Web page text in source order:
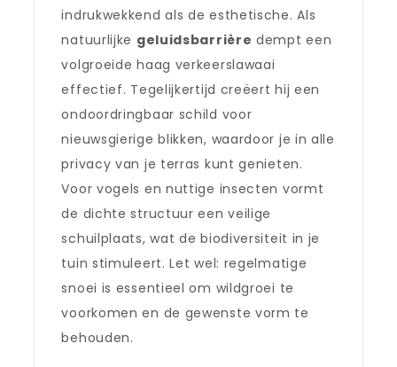
indrukwekkend als de esthetische. Als
natuurlijke geluidsbarrière dempt een
volgroeide haag verkeerslawaai
effectief. Tegelijkertijd creëert hij een
ondoordringbaar schild voor
nieuwsgierige blikken, waardoor je in alle
privacy van je terras kunt genieten.
Voor vogels en nuttige insecten vormt
de dichte structuur een veilige
schuilplaats, wat de biodiversiteit in je
tuin stimuleert. Let wel: regelmatige
snoei is essentieel om wildgroei te
voorkomen en de gewenste vorm te
behouden.